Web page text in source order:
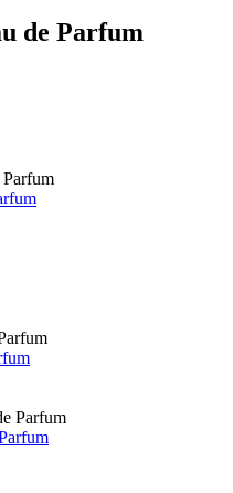
de Parfum